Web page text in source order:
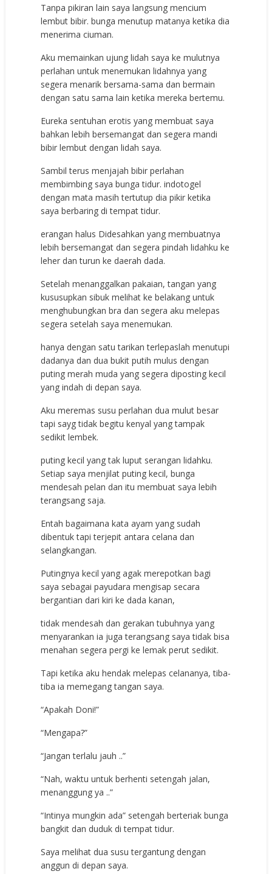
Tanpa pikiran lain saya langsung mencium
lembut bibir. bunga menutup matanya ketika dia
menerima ciuman.
Aku memainkan ujung lidah saya ke mulutnya
perlahan untuk menemukan lidahnya yang
segera menarik bersama-sama dan bermain
dengan satu sama lain ketika mereka bertemu.
Eureka sentuhan erotis yang membuat saya
bahkan lebih bersemangat dan segera mandi
bibir lembut dengan lidah saya.
Sambil terus menjajah bibir perlahan
membimbing saya bunga tidur. indotogel
dengan mata masih tertutup dia pikir ketika
saya berbaring di tempat tidur.
erangan halus Didesahkan yang membuatnya
lebih bersemangat dan segera pindah lidahku ke
leher dan turun ke daerah dada.
Setelah menanggalkan pakaian, tangan yang
kususupkan sibuk melihat ke belakang untuk
menghubungkan bra dan segera aku melepas
segera setelah saya menemukan.
hanya dengan satu tarikan terlepaslah menutupi
dadanya dan dua bukit putih mulus dengan
puting merah muda yang segera diposting kecil
yang indah di depan saya.
Aku meremas susu perlahan dua mulut besar
tapi sayg tidak begitu kenyal yang tampak
sedikit lembek.
puting kecil yang tak luput serangan lidahku.
Setiap saya menjilat puting kecil, bunga
mendesah pelan dan itu membuat saya lebih
terangsang saja.
Entah bagaimana kata ayam yang sudah
dibentuk tapi terjepit antara celana dan
selangkangan.
Putingnya kecil yang agak merepotkan bagi
saya sebagai payudara mengisap secara
bergantian dari kiri ke dada kanan,
tidak mendesah dan gerakan tubuhnya yang
menyarankan ia juga terangsang saya tidak bisa
menahan segera pergi ke lemak perut sedikit.
Tapi ketika aku hendak melepas celananya, tiba-
tiba ia memegang tangan saya.
“Apakah Doni!”
“Mengapa?”
“Jangan terlalu jauh ..”
“Nah, waktu untuk berhenti setengah jalan,
menanggung ya ..”
“Intinya mungkin ada” setengah berteriak bunga
bangkit dan duduk di tempat tidur.
Saya melihat dua susu tergantung dengan
anggun di depan saya.